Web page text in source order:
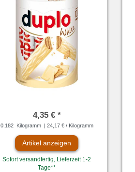
4,35 € *
0.182 Kilogramm | 24,17 € / Kilogramm
Artikel anzeigen
Sofort versandfertig, Lieferzeit 1-2
Tage**